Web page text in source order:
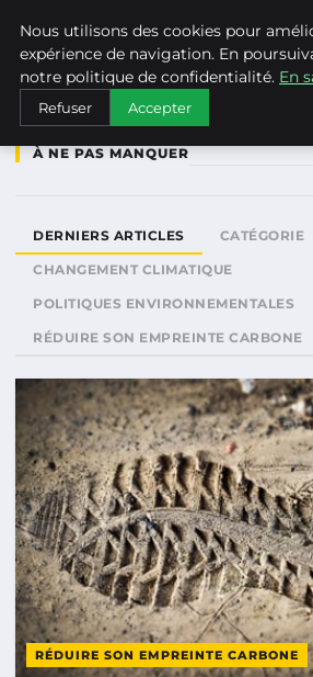
À NE PAS MANQUER
DERNIERS ARTICLES CATÉGORIE
CHANGEMENT CLIMATIQUE
POLITIQUES ENVIRONNEMENTALES
RÉDUIRE SON EMPREINTE CARBONE
RÉDUIRE SON EMPREINTE CARBONE
Nous utilisons des cookies pour
expérience de navigation. En
notre politique de confidentialité. En
Refuser Accepter